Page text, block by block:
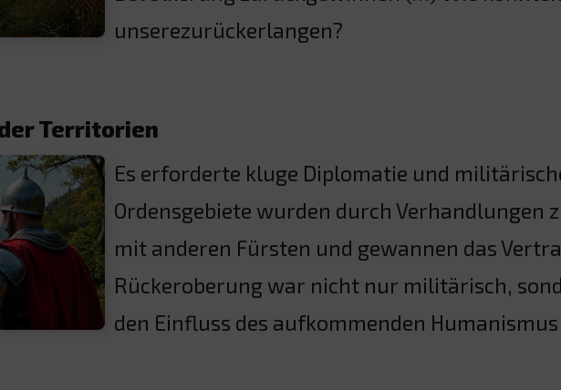
unserezurückerlangen?
Territorien
Es erforderte kluge Diplomatie und
Ordensgebiete wurden durch Verhandlungen
mit anderen Fürsten und gewannen das
Rückeroberung war nicht nur militärisch,
den Einfluss des aufkommenden